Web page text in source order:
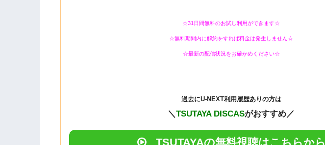
☆31日間無料のお試し利用ができます☆
☆無料期間内に解約をすれば料金は発生しません☆
☆最新の配信状況をお確かめください☆
過去にU-NEXT利用履歴ありの方は
＼TSUTAYA DISCASがおすすめ／
TSUTAYAの無料視聴はこちらから